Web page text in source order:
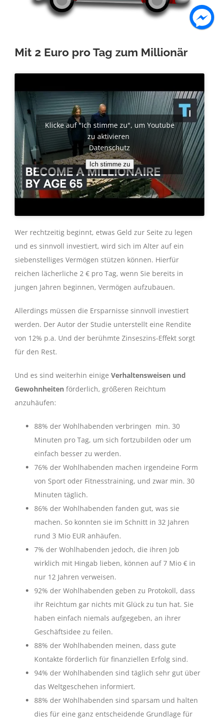
Mit 2 Euro pro Tag zum Millionär
Klicke auf "Ich stimme zu", um Youtube
zu aktivieren
Datenschutz
Ich stimme zu
Wer rechtzeitig beginnt, etwas Geld zur Seite zu legen
und es sinnvoll investiert, wird sich im Alter auf ein
siebenstelliges Vermögen stützen können. Hierfür
reichen lächerliche 2 € pro Tag, wenn Sie bereits in
jungen Jahren beginnen, Vermögen aufzubauen.
Allerdings müssen die Ersparnisse sinnvoll investiert
werden. Der Autor der Studie unterstellt eine Rendite
von 12% p.a. Und der berühmte Zinseszins-Effekt sorgt
für den Rest.
Und es sind weiterhin einige Verhaltensweisen und
Gewohnheiten förderlich, größeren Reichtum
anzuhäufen:
88% der Wohlhabenden verbringen min. 30
Minuten pro Tag, um sich fortzubilden oder um
einfach besser zu werden.
76% der Wohlhabenden machen irgendeine Form
von Sport oder Fitnesstraining, und zwar min. 30
Minuten täglich.
86% der Wohlhabenden fanden gut, was sie
machen. So konnten sie im Schnitt in 32 Jahren
rund 3 Mio EUR anhäufen.
7% der Wohlhabenden jedoch, die ihren Job
wirklich mit Hingab lieben, können auf 7 Mio € in
nur 12 Jahren verweisen.
92% der Wohlhabenden geben zu Protokoll, dass
ihr Reichtum gar nichts mit Glück zu tun hat. Sie
haben einfach niemals aufgegeben, an ihrer
Geschäftsidee zu feilen.
88% der Wohlhabenden meinen, dass gute
Kontakte förderlich für finanziellen Erfolg sind.
94% der Wohlhabenden sind täglich sehr gut über
das Weltgeschehen informiert.
88% der Wohlhabenden sind sparsam und halten
dies für eine ganz entscheidende Grundlage für